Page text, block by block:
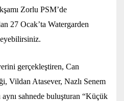
Zorlu PSM’de
27 Ocak’ta Watergarden
gerçekleştiren, Can
Vildan Atasever, Nazlı Senem
sahnede buluşturan “Küçük